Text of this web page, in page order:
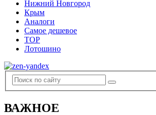
Нижний Новгород
Крым
Аналоги
Самое дешевое
TOP
Лотошино
ВАЖНОЕ